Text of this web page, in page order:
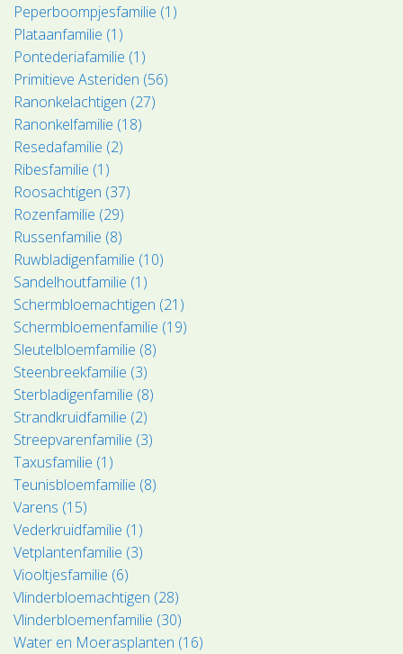
Peperboompjesfamilie (1)
Plataanfamilie (1)
Pontederiafamilie (1)
Primitieve Asteriden (56)
Ranonkelachtigen (27)
Ranonkelfamilie (18)
Resedafamilie (2)
Ribesfamilie (1)
Roosachtigen (37)
Rozenfamilie (29)
Russenfamilie (8)
Ruwbladigenfamilie (10)
Sandelhoutfamilie (1)
Schermbloemachtigen (21)
Schermbloemenfamilie (19)
Sleutelbloemfamilie (8)
Steenbreekfamilie (3)
Sterbladigenfamilie (8)
Strandkruidfamilie (2)
Streepvarenfamilie (3)
Taxusfamilie (1)
Teunisbloemfamilie (8)
Varens (15)
Vederkruidfamilie (1)
Vetplantenfamilie (3)
Viooltjesfamilie (6)
Vlinderbloemachtigen (28)
Vlinderbloemenfamilie (30)
Water en Moerasplanten (16)